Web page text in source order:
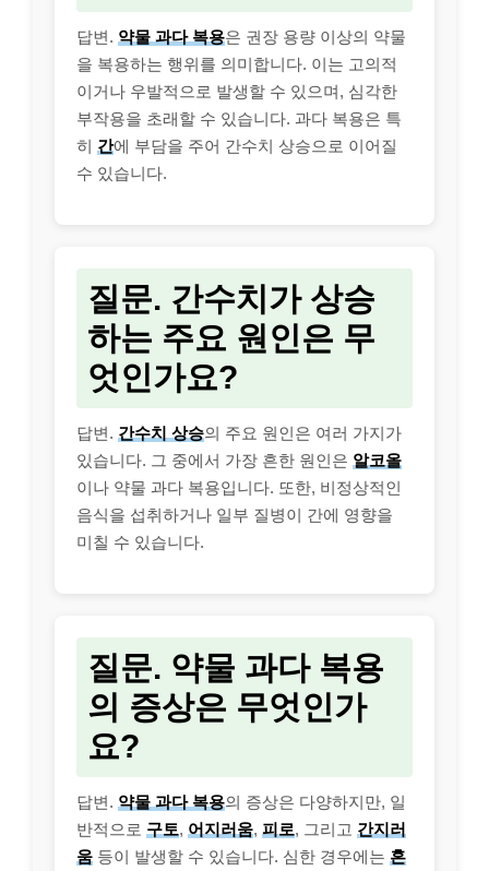
답변. 약물 과다 복용은 권장 용량 이상의 약물
을 복용하는 행위를 의미합니다. 이는 고의적
이거나 우발적으로 발생할 수 있으며, 심각한
부작용을 초래할 수 있습니다. 과다 복용은 특
히 간에 부담을 주어 간수치 상승으로 이어질
수 있습니다.
질문. 간수치가 상승
하는 주요 원인은 무
엇인가요?
답변. 간수치 상승의 주요 원인은 여러 가지가
있습니다. 그 중에서 가장 흔한 원인은 알코올
이나 약물 과다 복용입니다. 또한, 비정상적인
음식을 섭취하거나 일부 질병이 간에 영향을
미칠 수 있습니다.
질문. 약물 과다 복용
의 증상은 무엇인가
요?
답변. 약물 과다 복용의 증상은 다양하지만, 일
반적으로 구토, 어지러움, 피로, 그리고 간지러
움 등이 발생할 수 있습니다. 심한 경우에는 혼